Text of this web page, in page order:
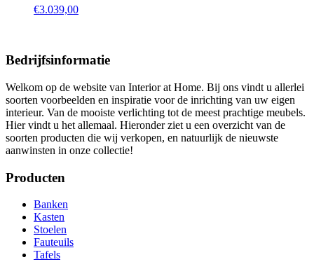
€3.039,00
Bedrijfsinformatie
Welkom op de website van Interior at Home. Bij ons vindt u allerlei
soorten voorbeelden en inspiratie voor de inrichting van uw eigen
interieur. Van de mooiste verlichting tot de meest prachtige meubels.
Hier vindt u het allemaal. Hieronder ziet u een overzicht van de
soorten producten die wij verkopen, en natuurlijk de nieuwste
aanwinsten in onze collectie!
Producten
Banken
Kasten
Stoelen
Fauteuils
Tafels